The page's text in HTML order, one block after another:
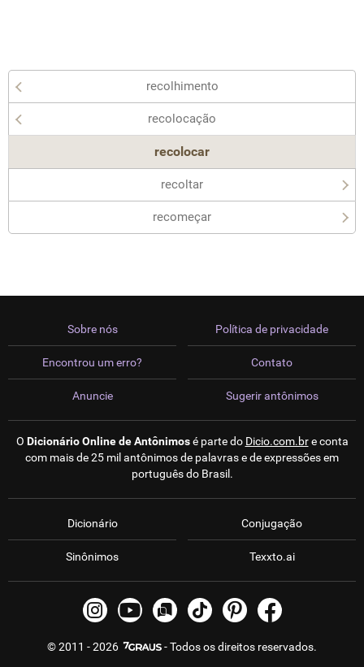
recolhimento
recolocação
recolocar
recoltar
recomeçar
Sobre nós
Encontrou um erro?
Anuncie
Política de privacidade
Contato
Sugerir antônimos
O Dicionário Online de Antônimosé parte do Dicio.com.bre conta
com mais de 25 mil antônimos de palavras e de expressões em
português do Brasil.
Dicionário
Sinônimos
Conjugação
Texxto.ai
© 2011 - 2026 - Todos os direitos reservados.